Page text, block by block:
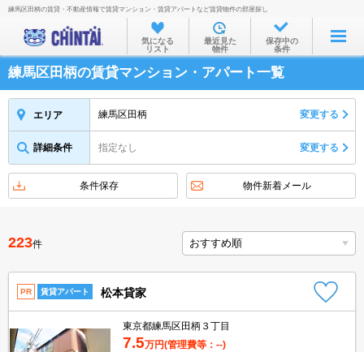
お部屋を探す
沿線・駅から
住所から
物件特集から
不動産会社から
TOP
練馬区田柄の賃貸・不動産情報で賃貸マンション・賃貸アパートなど賃貸物件の部屋探し
気になる
リスト
最近見た
物件
保存中の
条件
練馬区田柄の賃貸マンション・アパート一覧
エリア 練馬区田柄 変更する
詳細条件 指定なし 変更する
条件保存 物件新着メール
223件
PR 賃貸アパート 松本貸家
東京都練馬区田柄３丁目
7.5万円(管理費等：--)